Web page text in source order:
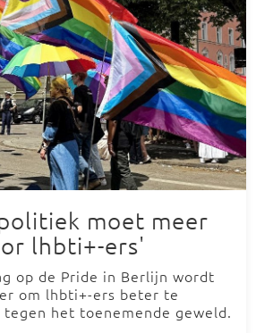
moet meer
lhbti+-ers'
op de Pride in Berlijn wordt
om lhbti+-ers beter te
tegen het toenemende geweld.